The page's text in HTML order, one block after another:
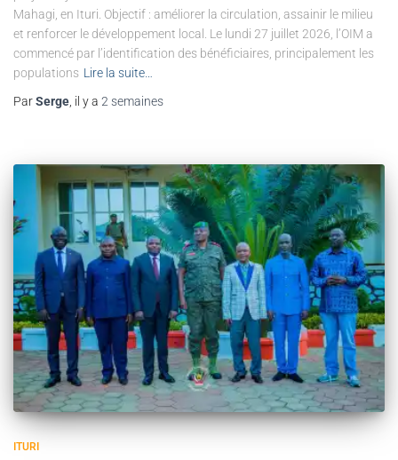
Mahagi, en Ituri. Objectif : améliorer la circulation, assainir le milieu
et renforcer le développement local. Le lundi 27 juillet 2026, l’OIM a
commencé par l’identification des bénéficiaires, principalement les
populations Lire la suite…
ParSerge, il y a 2 semaines
ITURI